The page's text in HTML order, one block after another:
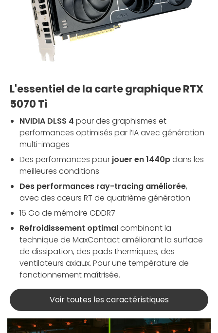
L'essentiel de la carte graphique RTX
5070 Ti
NVIDIA DLSS 4 pour des graphismes et
performances optimisés par l’IA avec génération
multi-images
Des performances pour jouer en 1440pdans les
meilleures conditions
Des performances ray-tracing améliorée,
avec des cœurs RT de quatrième génération
16 Go de mémoire GDDR7
Refroidissement optimalcombinant la
technique de MaxContact améliorant la surface
de dissipation, des pads thermiques, des
ventilateurs axiaux. Pour une température de
fonctionnement maîtrisée.
Voir toutes les caractéristiques